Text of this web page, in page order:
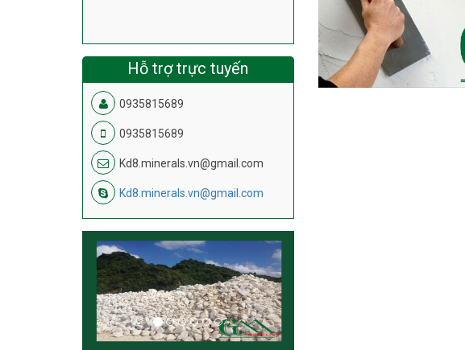
Hỗ trợ trực tuyến
0935815689
0935815689
Kd8.minerals.vn@gmail.com
Kd8.minerals.vn@gmail.com